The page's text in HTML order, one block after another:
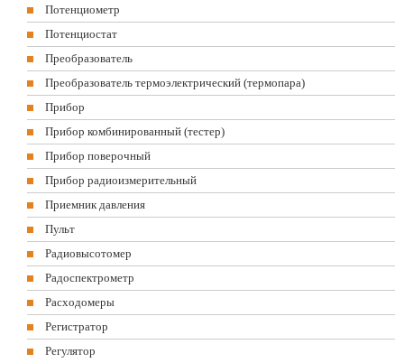
Потенциометр
Потенциостат
Преобразователь
Преобразователь термоэлектрический (термопара)
Прибор
Прибор комбинированный (тестер)
Прибор поверочный
Прибор радиоизмерительный
Приемник давления
Пульт
Радиовысотомер
Радоспектрометр
Расходомеры
Регистратор
Регулятор